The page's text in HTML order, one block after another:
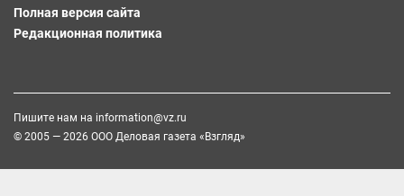
Полная версия сайта
Редакционная политика
Пишите нам на information@vz.ru
© 2005 — 2026 ООО Деловая газета «Взгляд»